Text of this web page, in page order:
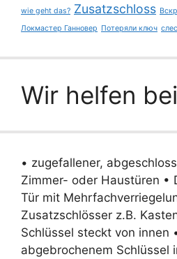
wie geht das? Zusatzschloss
Локмастер Ганновер Потеряли ключ
Wir helfen
• zugefallener,
Zimmer- oder Haustüren •
Tür mit
Zusatzschlösser z.B.
Schlüssel steckt von innen
abgebrochenem Schlüssel